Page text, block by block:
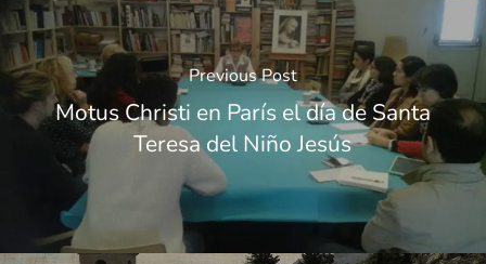
Previous Post
Motus Christi en París el día de Santa
Teresa del Niño Jesús